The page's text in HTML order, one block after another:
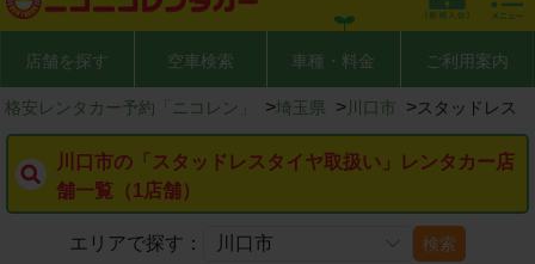
店舗を探す 空車検索 車種・料金 ご利用案内
格安レンタカー予約「ニコレン」 >埼玉県 > 川口市 >スタッドレス
川口市の「スタッドレスタイヤ取扱い」レンタカー店
舗一覧（1店舗）
エリアで探す： 検索